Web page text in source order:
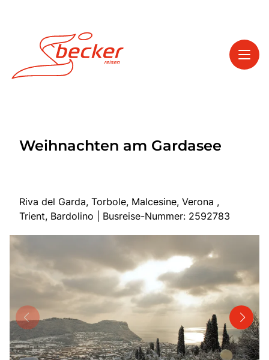
Service
Start
Mehrtagesfahrten
Bus mieten
Katalog anfordern
Gutscheine
Service & Kontakt
Weihnachten am Gardasee
Riva del Garda, Torbole, Malcesine, Verona ,
Trient, Bardolino | Busreise-Nummer: 2592783